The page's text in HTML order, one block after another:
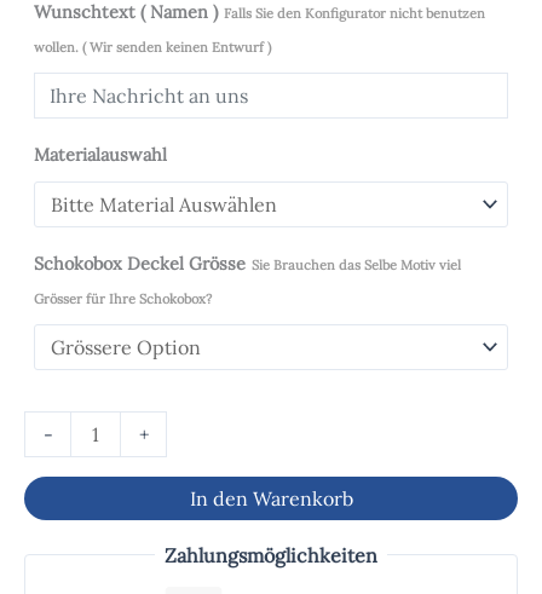
Wunschtext ( Namen ) Falls Sie den Konfigurator nicht benutzen
wollen. ( Wir senden keinen Entwurf )
Materialauswahl
Schokobox Deckel Grösse Sie Brauchen das Selbe Motiv viel
Grösser für Ihre Schokobox?
- +
In den Warenkorb
Zahlungsmöglichkeiten